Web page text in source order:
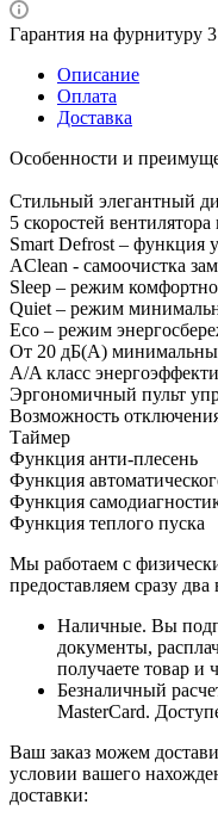
Гарантия на фурнитуру 3
Описание
Оплата
Доставка
Особенности и
Стильный элегантный
5 скоростей
Smart Defrost – функция
AClean - cамоочистка
Sleep – режим
Quiet – режим
Eco – режим
От 20 дБ(А)
A/A класс
Эргономичный пульт
Возможность
Таймер
Функция анти-плесень
Функция
Функция
Функция теплого пуска
Мы работаем с
предоставляем сразу
Наличные. Вы
документы,
получаете товар и
Безналичный
MasterCard.
Ваш заказ можем
условии вашего
доставки: